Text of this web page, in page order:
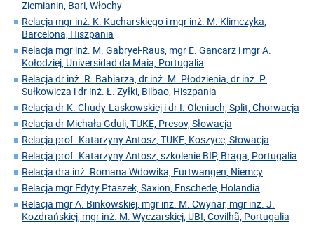
Ziemianin, Bari, Włochy
Relacja mgr inż. K. Kucharskiego i mgr inż. M. Klimczyka,
Barcelona, Hiszpania
Relacja mgr inż. M. Gabryel-Raus, mgr E. Gancarz i mgr A.
Kołodziej, Universidad da Maia, Portugalia
Relacja dr inż. R. Babiarza, dr inż. M. Płodzienia, dr inż. P.
Sułkowicza i dr inż. Ł. Żyłki, Bilbao, Hiszpania
Relacja dr K. Chudy-Laskowskiej i dr I. Oleniuch, Split, Chorwacja
Relacja dr Michała Gduli, TUKE, Presov, Słowacja
Relacja prof. Katarzyny Antosz, TUKE, Koszyce, Słowacja
Relacja prof. Katarzyny Antosz, szkolenie BIP, Braga, Portugalia
Relacja dra inż. Romana Wdowika, Furtwangen, Niemcy
Relacja mgr Edyty Ptaszek, Saxion, Enschede, Holandia
Relacja mgr A. Binkowskiej, mgr inż. M. Cwynar, mgr inż. J.
Kozdrańskiej, mgr inż. M. Wyczarskiej, UBI, Covilhã, Portugalia